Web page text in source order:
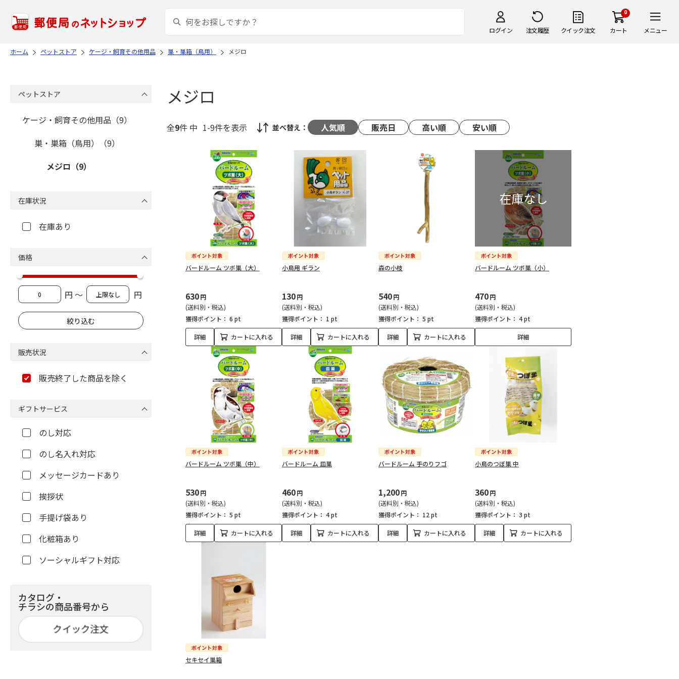
ログイン 注文履歴 クイック注文
0
カート メニュー
ホーム ペットストア ケージ・飼育その他用品 巣・巣箱（鳥用） メジロ
メジロ
全9件 中 1-9件を表示 並べ替え： 人気順 販売日 高い順 安い順
バードルーム ツボ巣（大）
630円
(送料別・税込)
獲得ポイント： 6 pt
詳細 カートに入れる
小鳥用 ギラン
130円
(送料別・税込)
獲得ポイント： 1 pt
詳細 カートに入れる
森の小枝
540円
(送料別・税込)
獲得ポイント： 5 pt
詳細 カートに入れる
バードルーム ツボ巣（小）
470円
(送料別・税込)
獲得ポイント： 4 pt
詳細
バードルーム ツボ巣（中）
530円
(送料別・税込)
獲得ポイント： 5 pt
詳細 カートに入れる
バードルーム 皿巣
460円
(送料別・税込)
獲得ポイント： 4 pt
詳細 カートに入れる
バードルーム 手のりフゴ
1,200円
(送料別・税込)
獲得ポイント： 12 pt
詳細 カートに入れる
小鳥のつぼ巣 中
360円
(送料別・税込)
獲得ポイント： 3 pt
詳細 カートに入れる
セキセイ巣箱
ペットストア
ケージ・飼育その他用品（9）
巣・巣箱（鳥用）（9）
メジロ（9）
在庫状況
在庫あり
価格
円 ～ 円
販売状況
販売終了した商品を除く
ギフトサービス
のし対応
のし名入れ対応
メッセージカードあり
挨拶状
手提げ袋あり
化粧箱あり
ソーシャルギフト対応
カタログ・
チラシの商品番号から